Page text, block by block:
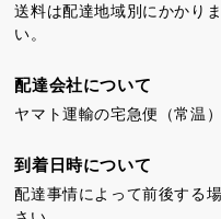
静岡銘菓
送料は配達地域別にかかり
い。
配達会社について
ヤマト運輸の宅急便（常温
到着日時について
配達事情によって前後する